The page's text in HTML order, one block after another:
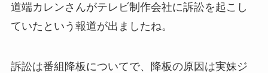
道端カレンさんがテレビ制作会社に訴訟を起こし
ていたという報道が出ましたね。
訴訟は番組降板についてで、降板の原因は実妹ジ